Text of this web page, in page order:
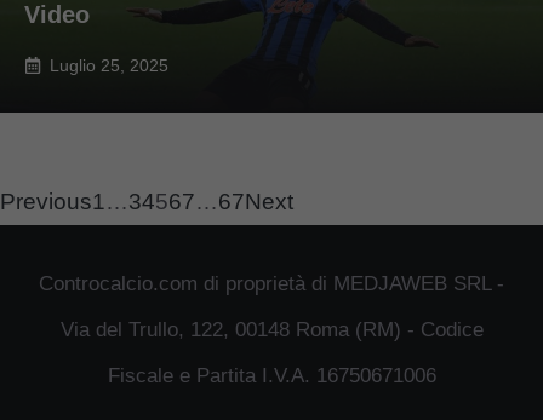
Video
Luglio 25, 2025
Previous1…34567…67Next
Controcalcio.com di proprietà di MEDJAWEB SRL -
Via del Trullo, 122, 00148 Roma (RM) - Codice
Fiscale e Partita I.V.A. 16750671006